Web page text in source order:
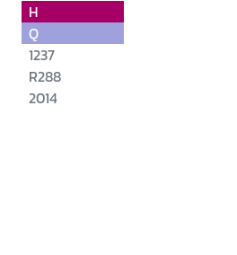
H
Q
1237
R288
2014